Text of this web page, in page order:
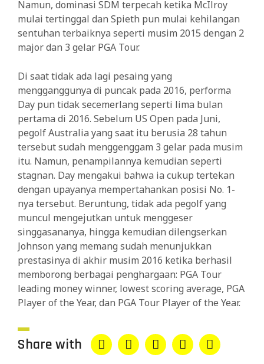
Namun, dominasi SDM terpecah ketika McIlroy
mulai tertinggal dan Spieth pun mulai kehilangan
sentuhan terbaiknya seperti musim 2015 dengan 2
major dan 3 gelar PGA Tour.
Di saat tidak ada lagi pesaing yang
mengganggunya di puncak pada 2016, performa
Day pun tidak secemerlang seperti lima bulan
pertama di 2016. Sebelum US Open pada Juni,
pegolf Australia yang saat itu berusia 28 tahun
tersebut sudah menggenggam 3 gelar pada musim
itu. Namun, penampilannya kemudian seperti
stagnan. Day mengakui bahwa ia cukup tertekan
dengan upayanya mempertahankan posisi No. 1-
nya tersebut. Beruntung, tidak ada pegolf yang
muncul mengejutkan untuk menggeser
singgasananya, hingga kemudian dilengserkan
Johnson yang memang sudah menunjukkan
prestasinya di akhir musim 2016 ketika berhasil
memborong berbagai penghargaan: PGA Tour
leading money winner, lowest scoring average, PGA
Player of the Year, dan PGA Tour Player of the Year.
Share with